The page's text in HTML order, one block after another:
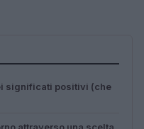
significati positivi (che
attraverso una scelta